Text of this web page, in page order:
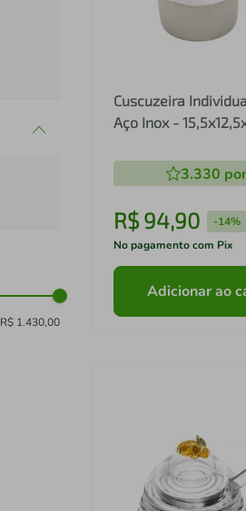
R$ 1.430,00
Cuscuzeira
Aço Inox -
3.330
R$ 94,90 -14%
No pagamento com Pix
Adicionar ao